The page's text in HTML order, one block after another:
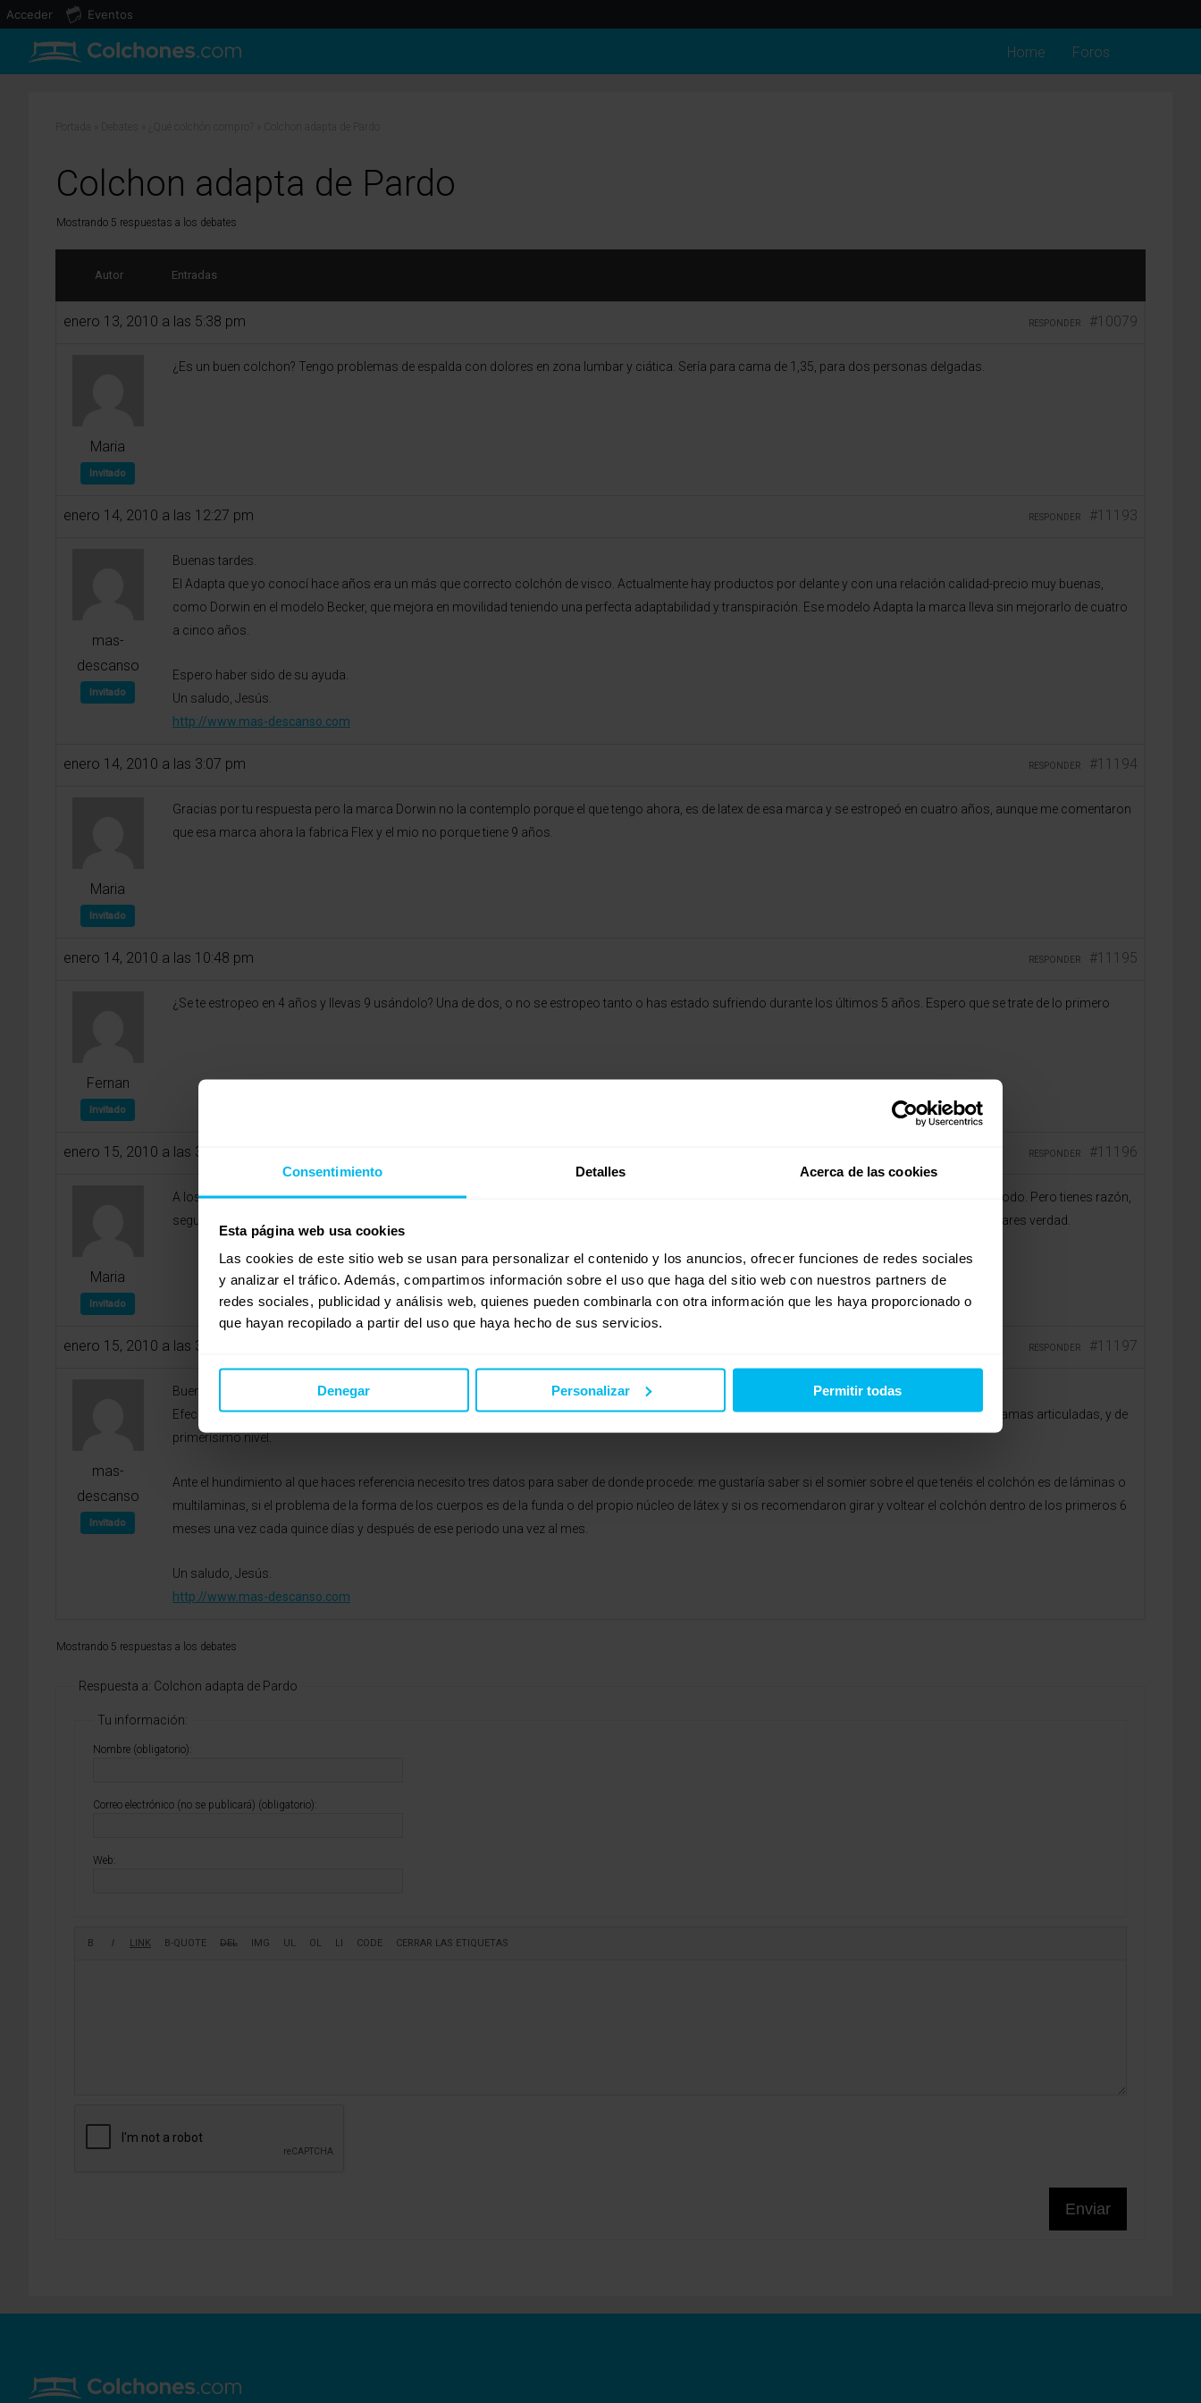
Consentimiento Detalles Acerca de las cookies
Esta página web usa cookies
Las cookies de este sitio web se usan para personalizar el contenido y los anuncios, ofrecer funciones de redes sociales
y analizar el tráfico. Además, compartimos información sobre el uso que haga del sitio web con nuestros partners de
redes sociales, publicidad y análisis web, quienes pueden combinarla con otra información que les haya proporcionado o
que hayan recopilado a partir del uso que haya hecho de sus servicios.
Denegar Personalizar Permitir todas
Home Foros
Colchon adapta de Pardo
Mostrando 5 respuestas a los debates
Autor Entradas
enero 13, 2010 a las 5:38 pm #10079
RESPONDER
Maria
Invitado
¿Es un buen colchon? Tengo problemas de espalda con dolores en zona lumbar y ciática. Sería para cama de 1,35, para dos personas delgadas.
enero 14, 2010 a las 12:27 pm #11193
RESPONDER
mas-
descanso
Invitado
Buenas tardes.
El Adapta que yo conocí hace años era un más que correcto colchón de visco. Actualmente hay productos por delante y con una relación calidad-precio muy buenas,
como Dorwin en el modelo Becker, que mejora en movilidad teniendo una perfecta adaptabilidad y transpiración. Ese modelo Adapta la marca lleva sin mejorarlo de cuatro
a cinco años.
Espero haber sido de su ayuda.
Un saludo, Jesús.
http://www.mas-descanso.com
enero 14, 2010 a las 3:07 pm #11194
RESPONDER
Maria
Invitado
Gracias por tu respuesta pero la marca Dorwin no la contemplo porque el que tengo ahora, es de latex de esa marca y se estropeó en cuatro años, aunque me comentaron
que esa marca ahora la fabrica Flex y el mio no porque tiene 9 años.
enero 14, 2010 a las 10:48 pm #11195
RESPONDER
Fernan
Invitado
¿Se te estropeo en 4 años y llevas 9 usándolo? Una de dos, o no se estropeo tanto o has estado sufriendo durante los últimos 5 años. Espero que se trate de lo primero
enero 15, 2010 a las 3:50 am #11196
RESPONDER
Maria
Invitado
A los cuatro años empezó a no recuperar la forma original quedando marcados dos lechos cosa que fue en aumento y que ahora ya resulta incomodo. Pero tienes razón,
seguramente tenia que haberlo cambiado antes. De todas formas, ¿sabes si es verdad que Dorwin lo fabrica flex?, porque es de características similares verdad.
enero 15, 2010 a las 3:57 am #11197
RESPONDER
mas-
descanso
Invitado
Buenos días María.
Efecetivamente Dorwin es una marca dependiente económicamente de Flex, pero sigue siendo la línea especializada en nuevas tecnologías, látex y camas articuladas, y de
primerísimo nivel.
Ante el hundimiento al que haces referencia necesito tres datos para saber de donde procede: me gustaría saber si el somier sobre el que tenéis el colchón es de láminas o
multilaminas, si el problema de la forma de los cuerpos es de la funda o del propio núcleo de látex y si os recomendaron girar y voltear el colchón dentro de los primeros 6
meses una vez cada quince días y después de ese periodo una vez al mes.
Un saludo, Jesús.
http://www.mas-descanso.com
Mostrando 5 respuestas a los debates
Respuesta a: Colchon adapta de Pardo
Tu información:
Nombre (obligatorio):
Correo electrónico (no se publicará) (obligatorio):
Web:
Enviar
Acceder Eventos